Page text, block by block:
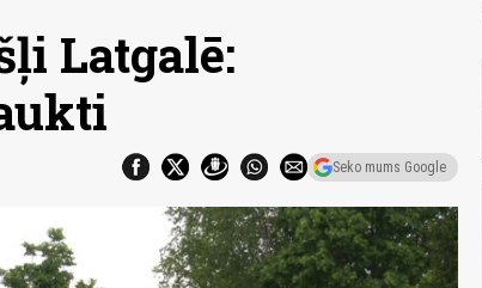
Latgalē:
Seko mums Google